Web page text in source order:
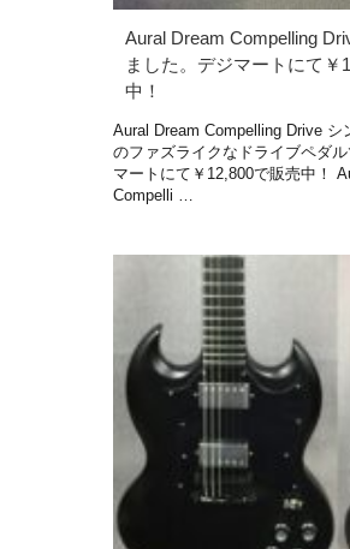
Aural Dream Compelling
ました。デジマートにて￥
中！
Aural Dream Compelling Drive シ
のファズライクなドライブペダ
マートにて￥12,800で販売中！
Compelli …